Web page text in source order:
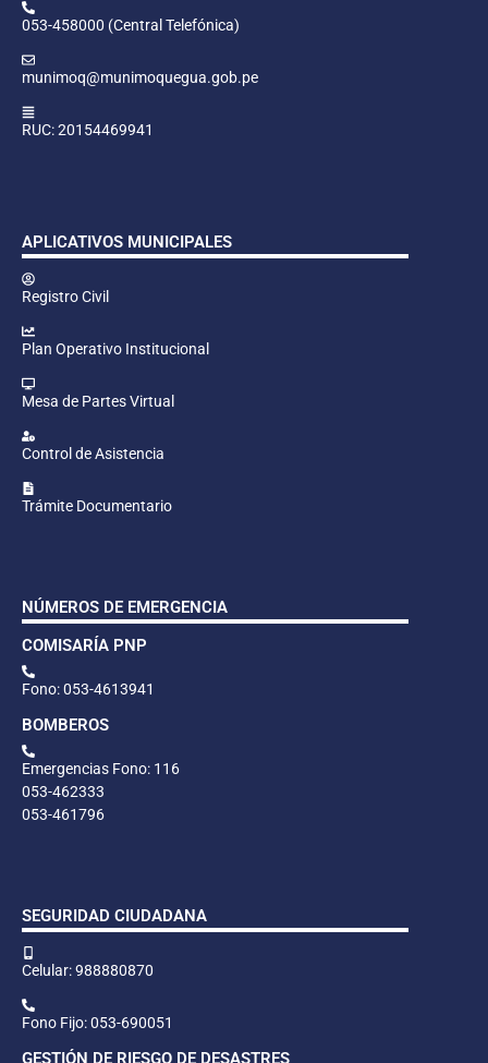
053-458000 (Central Telefónica)
munimoq@munimoquegua.gob.pe
RUC: 20154469941
APLICATIVOS MUNICIPALES
Registro Civil
Plan Operativo Institucional
Mesa de Partes Virtual
Control de Asistencia
Trámite Documentario
NÚMEROS DE EMERGENCIA
COMISARÍA PNP
Fono: 053-4613941
BOMBEROS
Emergencias Fono: 116
053-462333
053-461796
SEGURIDAD CIUDADANA
Celular: 988880870
Fono Fijo: 053-690051
GESTIÓN DE RIESGO DE DESASTRES